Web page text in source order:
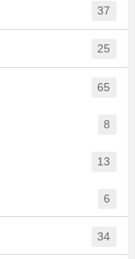
37
25
65
8
13
6
34